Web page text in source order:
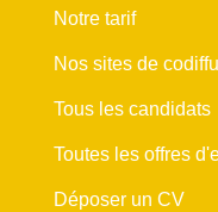
Notre tarif
Nos sites de
Tous les candidats
Toutes les offres
Déposer un CV